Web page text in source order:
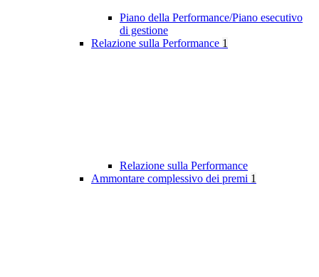
Piano della Performance/Piano esecutivo
di gestione
Relazione sulla Performance 1
Relazione sulla Performance
Ammontare complessivo dei premi 1